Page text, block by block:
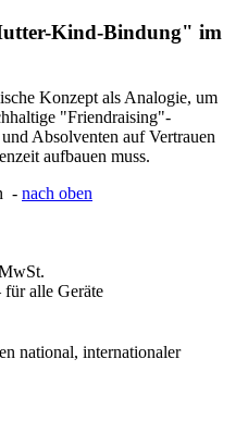
Kind-Bindung" im
Konzept als Analogie, um
"Friendraising"-
Absolventen auf Vertrauen
aufbauen muss.
- nach oben
alle Geräte
national, internationaler